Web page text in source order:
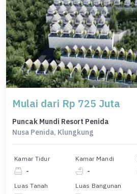
Mulai dari Rp 725 Juta
Puncak Mundi Resort Penida
Nusa Penida, Klungkung
Kamar Tidur
-
Kamar Mandi
-
Luas Tanah Luas Bangunan